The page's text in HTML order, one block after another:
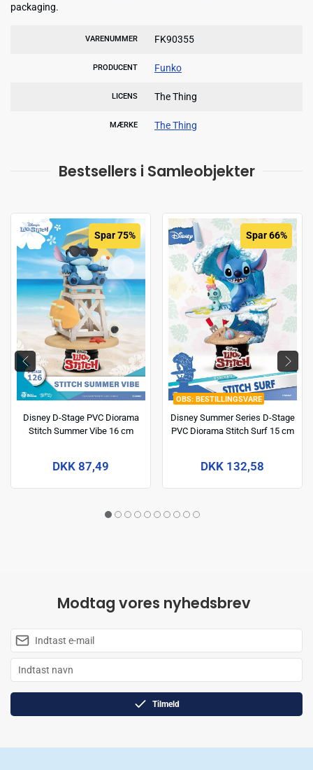
packaging.
VARENUMMER FK90355
PRODUCENT Funko
LICENS The Thing
MÆRKE The Thing
Bestsellers i Samleobjekter
Spar 75%
Disney D-Stage PVC Diorama
Stitch Summer Vibe 16 cm
DKK 87,49
BESTILLINGSVARE
Spar 66%
Disney Summer Series D-Stage
PVC Diorama Stitch Surf 15 cm
DKK 132,58
Modtag vores nyhedsbrev
Tilmeld